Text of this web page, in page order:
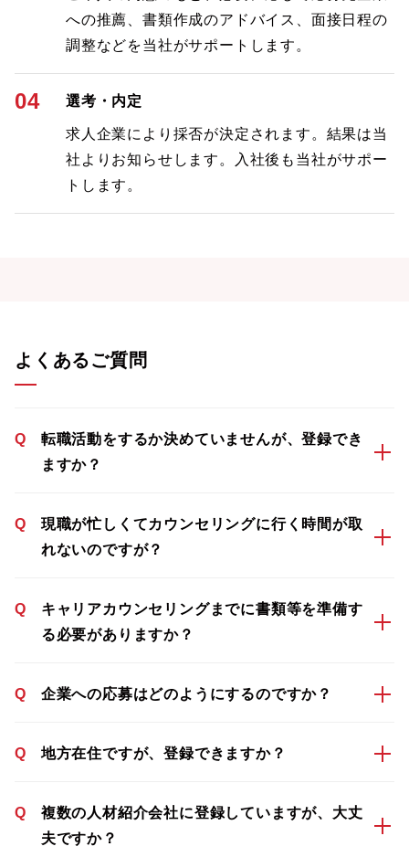
への推薦、書類作成のアドバイス、面接日程の
調整などを当社がサポートします。
04 選考・内定
求人企業により採否が決定されます。結果は当
社よりお知らせします。入社後も当社がサポー
トします。
よくあるご質問
Q
転職活動をするか決めていませんが、登録でき
ますか？
Q
現職が忙しくてカウンセリングに行く時間が取
れないのですが？
Q
キャリアカウンセリングまでに書類等を準備す
る必要がありますか？
Q 企業への応募はどのようにするのですか？
Q 地方在住ですが、登録できますか？
Q
複数の人材紹介会社に登録していますが、大丈
夫ですか？